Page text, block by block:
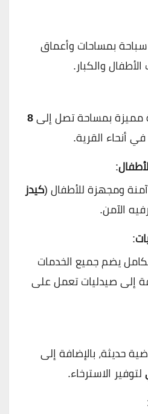
بمساحات وأعماق
والكبار.
مميزة بمساحة تصل إلى8
أنحاء القرية.
:
ومجهزة للأطفال (كيدز
الآمن.
:
يضم جميع الخدمات
إلى صيدليات تعمل على
حديثة، بالإضافة إلى
لتوفير الاسترخاء.